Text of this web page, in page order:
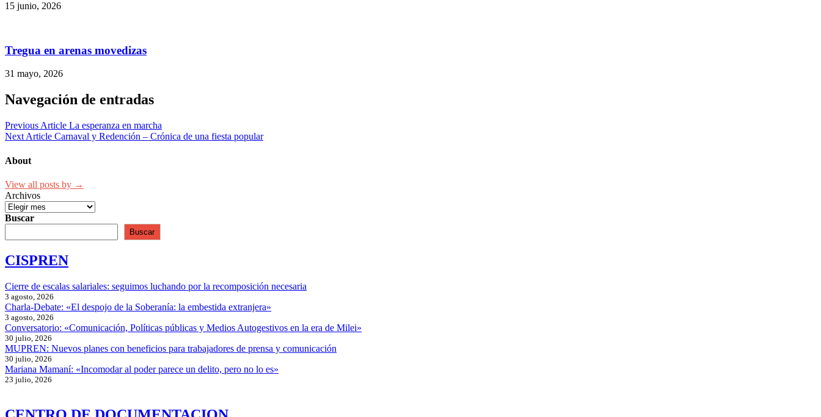
15 junio, 2026
Tregua en arenas movedizas
31 mayo, 2026
Navegación de entradas
Previous Article La esperanza en marcha
Next Article Carnaval y Redención – Crónica de una fiesta popular
About
View all posts by →
Archivos
Buscar
Buscar
CISPREN
Cierre de escalas salariales: seguimos luchando por la recomposición necesaria
3 agosto, 2026
Charla-Debate: «El despojo de la Soberanía: la embestida extranjera»
3 agosto, 2026
Conversatorio: «Comunicación, Políticas públicas y Medios Autogestivos en la era de Milei»
30 julio, 2026
MUPREN: Nuevos planes con beneficios para trabajadores de prensa y comunicación
30 julio, 2026
Mariana Mamaní: «Incomodar al poder parece un delito, pero no lo es»
23 julio, 2026